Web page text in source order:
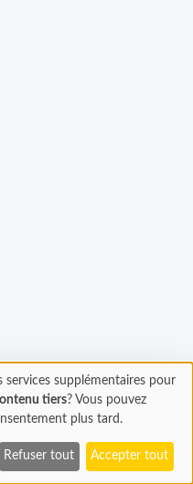
supplémentaires pour
tiers? Vous pouvez
plus tard.
Refuser tout Accepter tout